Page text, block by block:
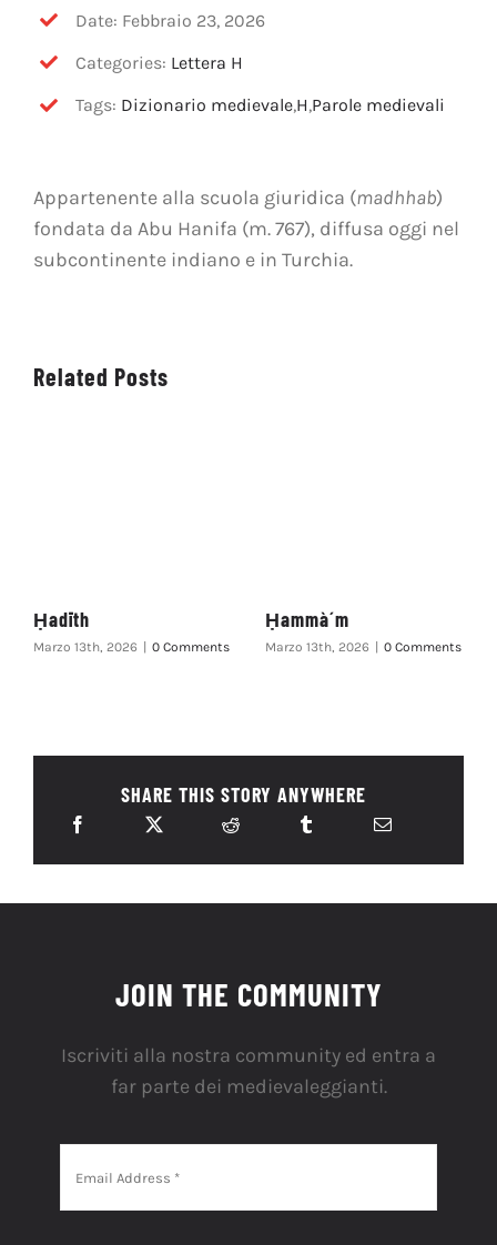
OFF TOPIC
CONTATTI
Date: Febbraio 23, 2026
Categories: Lettera H
Tags: Dizionario medievale,H,Parole medievali
Appartenente alla scuola giuridica (madhhab)
fondata da Abu Hanifa (m. 767), diffusa oggi nel
subcontinente indiano e in Turchia.
Related Posts
Ḥadīth
Marzo 13th, 2026 0 Comments
Ḥammà´m
Marzo 13th, 2026 0 Comments
SHARE THIS STORY ANYWHERE
JOIN THE COMMUNITY
Iscriviti alla nostra community ed entra a
far parte dei medievaleggianti.